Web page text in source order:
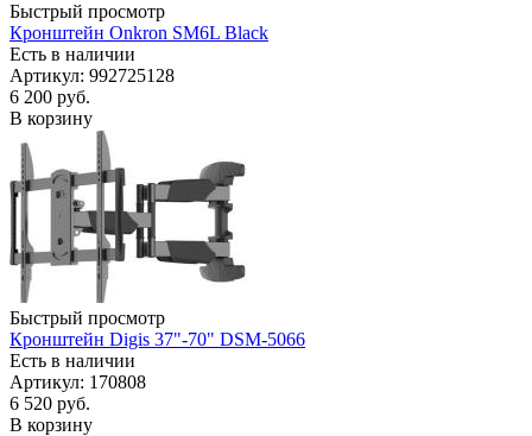
Быстрый просмотр
Кронштейн Onkron SM6L Black
Есть в наличии
Артикул: 992725128
6 200 руб.
В корзину
Быстрый просмотр
Кронштейн Digis 37"-70" DSM-5066
Есть в наличии
Артикул: 170808
6 520 руб.
В корзину